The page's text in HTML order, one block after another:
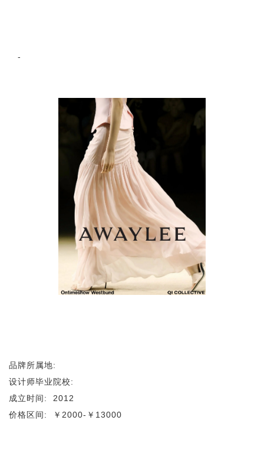
-
品牌所属地:
设计师毕业院校:
成立时间:
2012
价格区间:
￥2000-￥13000